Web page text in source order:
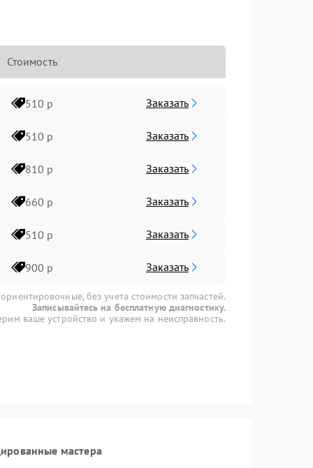
Стоимость
510 р Заказать
510 р Заказать
810 р Заказать
660 р Заказать
510 р Заказать
900 р Заказать
без учета стоимости запчастей.
Записывайтесь на бесплатную диагностику.
ваше устройство и укажем на неисправность.
мастера